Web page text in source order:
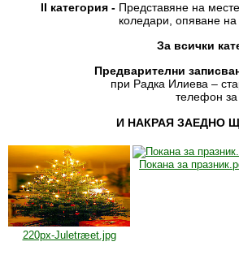
ІІ категория - Представяне на
коледари, опяване на
За всички
Предварителни
при Радка Илиева –
телефон
И НАКРАЯ ЗАЕДНО
220px-Juletræet.jpg
Покана за